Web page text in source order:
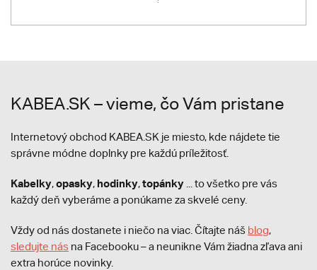
KABEA.SK – vieme, čo Vám pristane
Internetový obchod KABEA.SK je miesto, kde nájdete tie
správne módne doplnky pre každú príležitosť.
Kabelky,opasky, hodinky,topánky ... to všetko pre vás
každý deň vyberáme a ponúkame za skvelé ceny.
Vždy od nás dostanete i niečo na viac. Čítajte náš blog,
sledujte nás na Facebooku – a neunikne Vám žiadna zľava ani
extra horúce novinky.